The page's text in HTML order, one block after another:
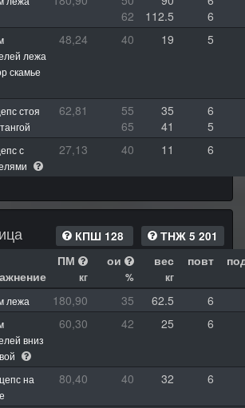
62
112.5
6
лежа
скамье
48,24 40 19 5
стоя
62,81 55 35
6
65
41
5
с
27,13 40 11 6
КПШ 128 ТНЖ 5 201
ПМ
кг
ои
%
вес
кг
повт
лежа 180,90 35 62.5
6
вниз
60,30 42 25 6
на
80,40 40 32 6